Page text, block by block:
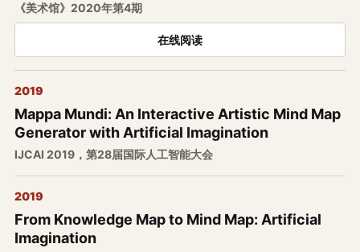
《美术馆》2020年第4期
在线阅读
2019
Mappa Mundi: An Interactive Artistic Mind Map
Generator with Artificial Imagination
IJCAI 2019，第28届国际人工智能大会
2019
From Knowledge Map to Mind Map: Artificial
Imagination